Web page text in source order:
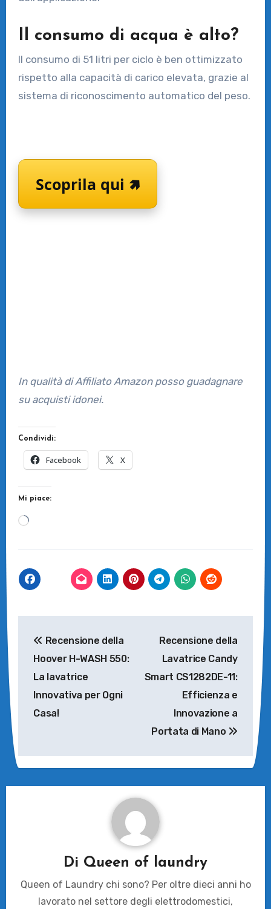
Il consumo di acqua è alto?
Il consumo di 51 litri per ciclo è ben ottimizzato
rispetto alla capacità di carico elevata, grazie al
sistema di riconoscimento automatico del peso.
Scoprila qui 🢅
In qualità di Affiliato Amazon posso guadagnare
su acquisti idonei.
Condividi:
Facebook X
Mi piace:
Caricamento
articoli
Recensione della
Hoover H-WASH 550:
La lavatrice
Innovativa per Ogni
Casa!
Recensione della
Lavatrice Candy
Smart CS1282DE-11:
Efficienza e
Innovazione a
Portata di Mano
Di Queen of laundry
Queen of Laundry chi sono? Per oltre dieci anni ho
lavorato nel settore degli elettrodomestici,